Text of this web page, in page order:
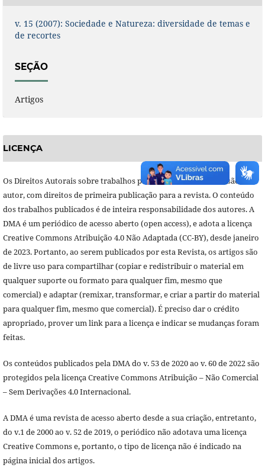
v. 15 (2007): Sociedade e Natureza: diversidade de temas e
de recortes
SEÇÃO
Artigos
LICENÇA
Os Direitos Autorais sobre trabalhos publicados nesta revista são do
autor, com direitos de primeira publicação para a revista. O conteúdo
dos trabalhos publicados é de inteira responsabilidade dos autores. A
DMA é um periódico de acesso aberto (open access), e adota a licença
Creative Commons Atribuição 4.0 Não Adaptada (CC-BY), desde janeiro
de 2023. Portanto, ao serem publicados por esta Revista, os artigos são
de livre uso para compartilhar (copiar e redistribuir o material em
qualquer suporte ou formato para qualquer fim, mesmo que
comercial) e adaptar (remixar, transformar, e criar a partir do material
para qualquer fim, mesmo que comercial). É preciso dar o crédito
apropriado, prover um link para a licença e indicar se mudanças foram
feitas.
Os conteúdos publicados pela DMA do v. 53 de 2020 ao v. 60 de 2022 são
protegidos pela licença Creative Commons Atribuição – Não Comercial
– Sem Derivações 4.0 Internacional.
A DMA é uma revista de acesso aberto desde a sua criação, entretanto,
do v.1 de 2000 ao v. 52 de 2019, o periódico não adotava uma licença
Creative Commons e, portanto, o tipo de licença não é indicado na
página inicial dos artigos.